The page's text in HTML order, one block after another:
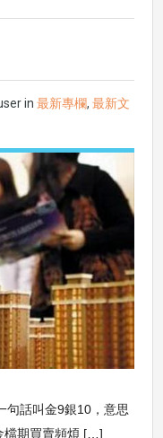
in最新專欄,最新文
句話叫金9銀10，意思
檔期買賣頻煩 […]